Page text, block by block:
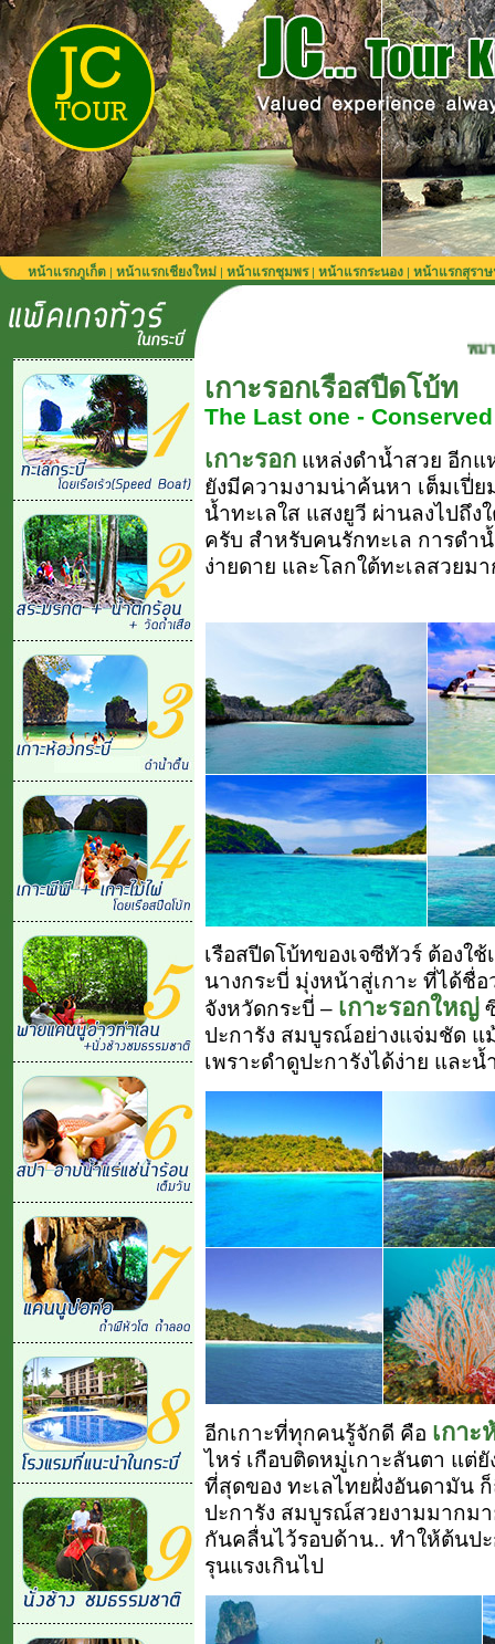
หน้าแรกภูเก็ต | หน้าแรกเชียงใหม่ | หน้าแรกชุมพร| หน้าแรกระนอง | หน้าแรกสุราษ
หมายเหตุ รถ
เกาะรอกเรือสปีดโบ้ท
The Last one -
เกาะรอก แหล่งดำน้ำสวย อีกแ
ยังมีความงามน่าค้นหา เต็มเปี่
น้ำทะเลใส แสงยูวี ผ่านลงไปถึ
ครับ สำหรับคนรักทะเล การดำ
ง่ายดาย และโลกใต้ทะเลสวยมา
เรือสปีดโบ้ทของเจซีทัวร์ ต้องใ
นางกระบี่ มุ่งหน้าสู่เกาะ ที่ได้ชื่
จังหวัดกระบี่ – เกาะรอกใหญ่
ปะการัง สมบูรณ์อย่างแจ่มชัด แ
เพราะดำดูปะการังได้ง่าย และ
อีกเกาะที่ทุกคนรู้จักดี คือ เกาะ
ไหร่ เกือบติดหมู่เกาะลันตา แต่
ที่สุดของ ทะเลไทยฝั่งอันดามัน
ปะการัง สมบูรณ์สวยงามมากม
กันคลื่นไว้รอบด้าน.. ทำให้ต้นป
รุนแรงเกินไป